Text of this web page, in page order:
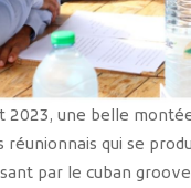
2023, une belle
qui se
par le cuban